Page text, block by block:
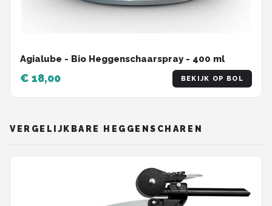
Agialube - Bio Heggenschaarspray - 400 ml
€ 18,00 BEKIJK OP BOL
VERGELIJKBARE HEGGENSCHAREN